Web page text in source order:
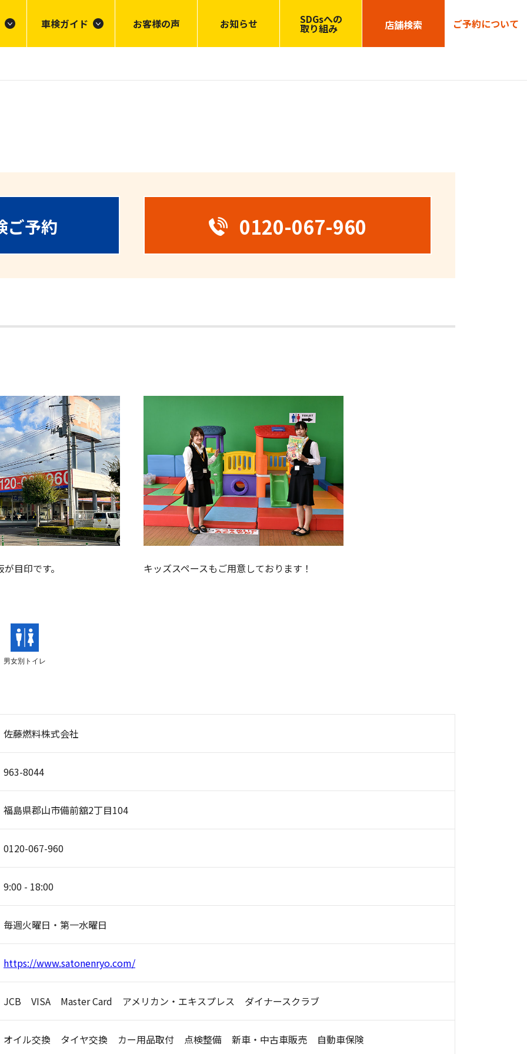
車検ガイド お客様の声 お知らせ SDGsへの
取り組み 店舗検索 ご予約について
ご予約 0120-067-960
目印です。 キッズスペースもご用意しております！
男女別トイレ
佐藤燃料株式会社
963-8044
福島県郡山市備前舘2丁目104
0120-067-960
9:00 - 18:00
毎週火曜日・第一水曜日
https://www.satonenryo.com/
JCB VISA Master Card アメリカン・エキスプレス ダイナースクラブ
オイル交換 タイヤ交換 カー用品取付 点検整備 新車・中古車販売 自動車保険